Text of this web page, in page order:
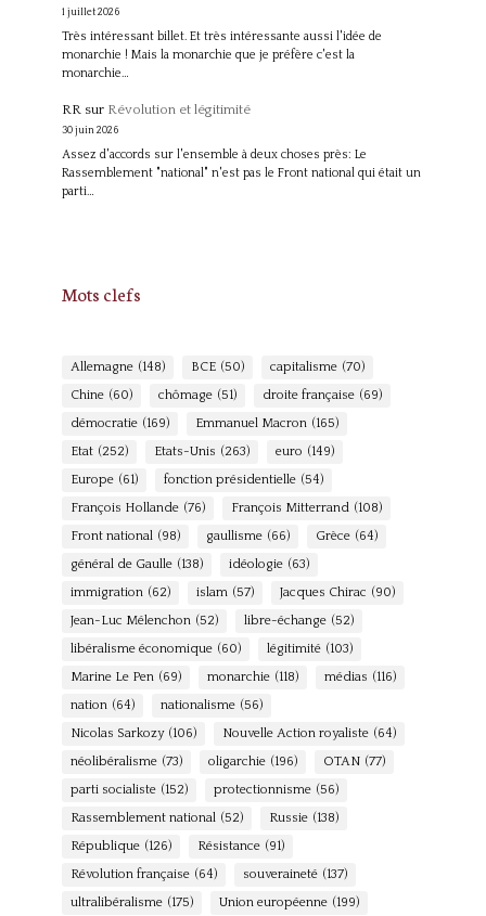
1 juillet 2026
Très intéressant billet. Et très intéressante aussi l'idée de
monarchie ! Mais la monarchie que je préfère c'est la
monarchie…
RR sur Révolution et légitimité
30 juin 2026
Assez d'accords sur l'ensemble à deux choses près: Le
Rassemblement "national" n'est pas le Front national qui était un
parti…
Mots clefs
Allemagne (148) BCE (50) capitalisme (70)
Chine (60) chômage (51) droite française (69)
démocratie (169) Emmanuel Macron (165)
Etat (252) Etats-Unis (263) euro (149)
Europe (61) fonction présidentielle (54)
François Hollande (76) François Mitterrand (108)
Front national (98) gaullisme (66) Grèce (64)
général de Gaulle (138) idéologie (63)
immigration (62) islam (57) Jacques Chirac (90)
Jean-Luc Mélenchon (52) libre-échange (52)
libéralisme économique (60) légitimité (103)
Marine Le Pen (69) monarchie (118) médias (116)
nation (64) nationalisme (56)
Nicolas Sarkozy (106) Nouvelle Action royaliste (64)
néolibéralisme (73) oligarchie (196) OTAN (77)
parti socialiste (152) protectionnisme (56)
Rassemblement national (52) Russie (138)
République (126) Résistance (91)
Révolution française (64) souveraineté (137)
ultralibéralisme (175) Union européenne (199)